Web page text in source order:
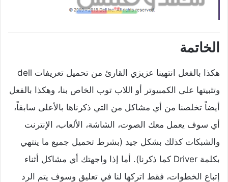
الخاتمة
هكذا بالفعل انتهينا عزيزي القارئ من تحميل تعريفات dell
وتثبيتها على الكمبيوتر أو اللاب توب الخاص بنا، وهكذا بالفعل
أيضاً تخلصنا من أي مشاكل من التي ذكرناها بالأعلى سابقاً،
أي سوف يعمل معك الصوت، الشاشة، الألعاب، الإنترنت
والشبكات كذلك بشكل جيد (بشرط تحميل جميع ما ينتهي
بكلمة Driver كما ذكرنا). أما إذا واجهتك أي مشاكل أثناء
إتباع الخطوات، فقط اتركها لنا في تعليق وسوف يتم الرد